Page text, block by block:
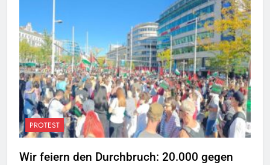
PROTEST
Wir feiern den Durchbruch: 20.000 gegen